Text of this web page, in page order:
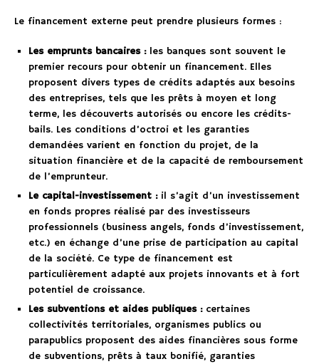
Le financement externe peut prendre plusieurs formes :
Les emprunts bancaires :les banques sont souvent le
premier recours pour obtenir un financement. Elles
proposent divers types de crédits adaptés aux besoins
des entreprises, tels que les prêts à moyen et long
terme, les découverts autorisés ou encore les crédits-
bails. Les conditions d’octroi et les garanties
demandées varient en fonction du projet, de la
situation financière et de la capacité de remboursement
de l’emprunteur.
Le capital-investissement :il s’agit d’un investissement
en fonds propres réalisé par des investisseurs
professionnels (business angels, fonds d’investissement,
etc.) en échange d’une prise de participation au capital
de la société. Ce type de financement est
particulièrement adapté aux projets innovants et à fort
potentiel de croissance.
Les subventions et aides publiques :certaines
collectivités territoriales, organismes publics ou
parapublics proposent des aides financières sous forme
de subventions, prêts à taux bonifié, garanties